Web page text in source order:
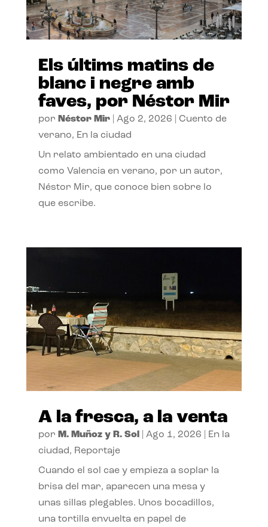
Els últims matins de
blanc i negre amb
faves, por Néstor Mir
por Néstor Mir| Ago 2, 2026
Cuento de
verano, En la ciudad
Un relato ambientado en una ciudad
como Valencia en verano, por un autor,
Néstor Mir, que conoce bien sobre lo
que escribe.
A la fresca, a la venta
por M. Muñoz y R. Sol| Ago 1, 2026
En la
ciudad, Reportaje
Cuando el sol cae y empieza a soplar la
brisa del mar, aparecen una mesa y
unas sillas plegables. Unos bocadillos,
una tortilla envuelta en papel de